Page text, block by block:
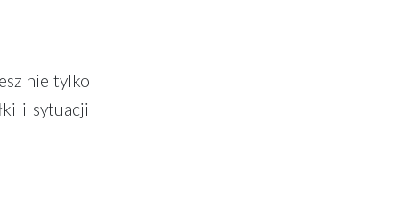
nie tylko
i sytuacji